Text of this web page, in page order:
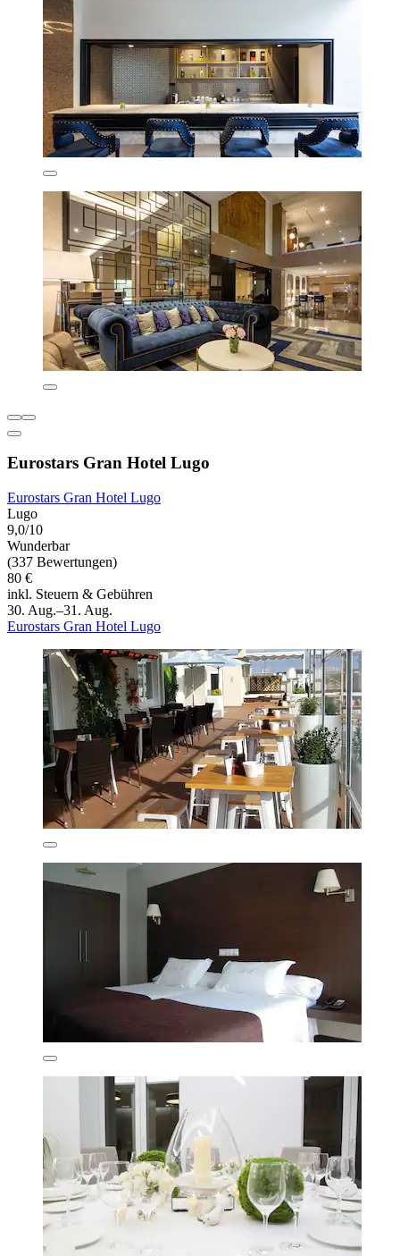
Eurostars Gran Hotel Lugo
Eurostars Gran Hotel Lugo
Lugo
9,0/10
Wunderbar
(337 Bewertungen)
80 €
inkl. Steuern & Gebühren
30. Aug.–31. Aug.
Eurostars Gran Hotel Lugo